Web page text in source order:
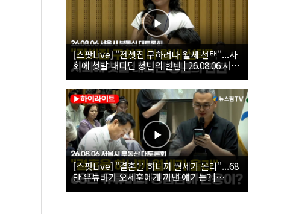
[스팟Live] "전셋집 구하려다 월세 선택"...사
회에 첫발 내디딘 청년의 한탄 | 26.08.06 서울
시 부동산 대토론회
[스팟Live] "결혼을 하니까 월세가 올라"...68
만 유튜버가 오세훈에게 꺼낸 얘기는? |
26.08.06 서울시 부동산 대토론회